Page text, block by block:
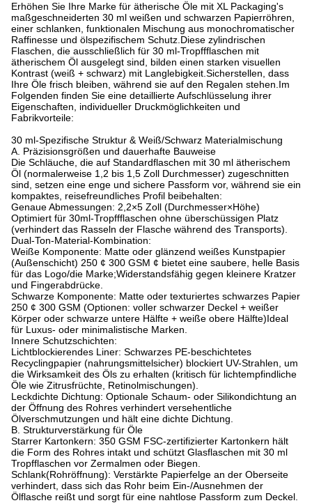
Erhöhen Sie Ihre Marke für ätherische Öle mit XL Packaging's
maßgeschneiderten 30 ml weißen und schwarzen Papierröhren,
einer schlanken, funktionalen Mischung aus monochromatischer
Raffinesse und ölspezifischem Schutz. Diese zylindrischen
Flaschen, die ausschließlich für 30 ml-Tropffflaschen mit
ätherischem Öl ausgelegt sind, bilden einen starken visuellen
Kontrast (weiß + schwarz) mit Langlebigkeit.Sicherstellen, dass
Ihre Öle frisch bleiben, während sie auf den Regalen stehen. Im
Folgenden finden Sie eine detaillierte Aufschlüsselung ihrer
Eigenschaften, individueller Druckmöglichkeiten und
Fabrikvorteile:
30 ml-Spezifische Struktur & Weiß/Schwarz Materialmischung
A. Präzisionsgrößen und dauerhafte Bauweise
Die Schläuche, die auf Standardflaschen mit 30 ml ätherischem
Öl (normalerweise 1,2 bis 1,5 Zoll Durchmesser) zugeschnitten
sind, setzen eine enge und sichere Passform vor, während sie ein
kompaktes, reisefreundliches Profil beibehalten:
Genaue Abmessungen: 2,2×5 Zoll (Durchmesser×Höhe)
Optimiert für 30ml-Tropffflaschen ohne überschüssigen Platz
(verhindert das Rasseln der Flasche während des Transports).
Dual-Ton-Material-Kombination:
Weiße Komponente: Matte oder glänzend weißes Kunstpapier
(Außenschicht) 250 ¢ 300 GSM ¢ bietet eine saubere, helle Basis
für das Logo/die Marke;Widerstandsfähig gegen kleinere Kratzer
und Fingerabdrücke.
Schwarze Komponente: Matte oder texturiertes schwarzes Papier
250 ¢ 300 GSM (Optionen: voller schwarzer Deckel + weißer
Körper oder schwarze untere Hälfte + weiße obere Hälfte)Ideal
für Luxus- oder minimalistische Marken.
Innere Schutzschichten:
Lichtblockierendes Liner: Schwarzes PE-beschichtetes
Recyclingpapier (nahrungsmittelsicher) blockiert UV-Strahlen, um
die Wirksamkeit des Öls zu erhalten (kritisch für lichtempfindliche
Öle wie Zitrusfrüchte, Retinolmischungen).
Leckdichte Dichtung: Optionale Schaum- oder Silikondichtung an
der Öffnung des Rohres verhindert versehentliche
Ölverschmutzungen und hält eine dichte Dichtung.
B. Strukturverstärkung für Öle
Starrer Kartonkern: 350 GSM FSC-zertifizierter Kartonkern hält
die Form des Rohres intakt und schützt Glasflaschen mit 30 ml
Tropfflaschen vor Zermalmen oder Biegen.
Schlank(Rohröffnung): Verstärkte Papierfelge an der Oberseite
verhindert, dass sich das Rohr beim Ein-/Ausnehmen der
Ölflasche reißt und sorgt für eine nahtlose Passform zum Deckel.